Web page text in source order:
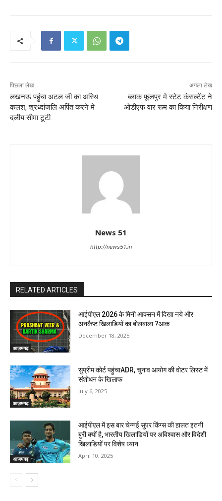
पिछला लेख
लखनऊ पहुंचा अटल जी का अस्थि
कलश, श्रध्दांजलि अर्पित करने मे
दलीय सीमा टूटी
अगला लेख
ब्लाक फूलपुर मे स्टेट कंसल्टेंट ने
ओडीएफ वार रूम का किया निरीक्षण
News 51
http://news51.in
RELATED ARTICLES
आज़मगढ़
आईपीएल 2026 के मिनी आक्सन में दिखा नये और
अनकैप्ट खिलाडियों का बोलबाला ?आक
December 18, 2025
आज़मगढ़
सुप्रीम कोर्ट पहुंचाADR, चुनाव आयोग की वोटर लिस्ट में
संशोधन के खिलाफ
July 6, 2025
आज़मगढ़
आईपीएल में इस बार चेन्नई सुपर किंग्स की हालत इतनी
बुरी क्यों है, भारतीय खिलाडियों पर अविश्वास और विदेशी
खिलाडियों पर विशेष ध्यान
April 10, 2025